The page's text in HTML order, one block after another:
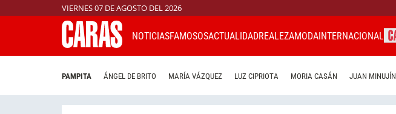
VIERNES 07 DE AGOSTO DEL 2026
NOTICIASFAMOSOSACTUALIDADREALEZAMODAINTERNACIONAL
PAMPITA ÁNGEL DE BRITO MARÍA VÁZQUEZ LUZ CIPRIOTA MORIA CASÁN JUAN MINUJÍN